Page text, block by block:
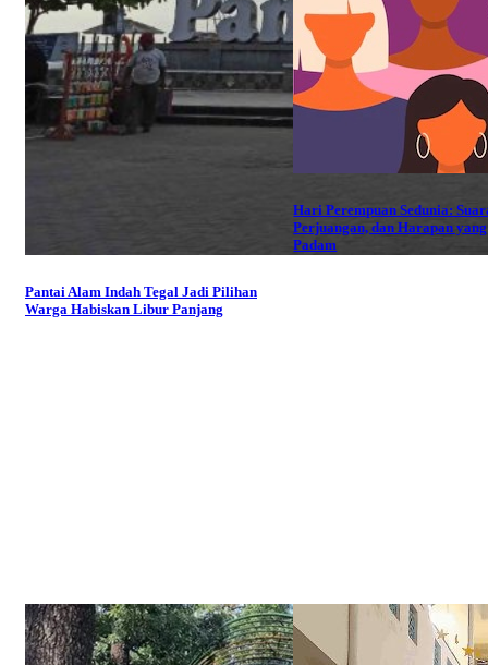
Pantai Alam Indah Tegal Jadi Pilihan
Warga Habiskan Libur Panjang
Hari Perempuan Sedunia:
Perjuangan, dan Harapan
Padam